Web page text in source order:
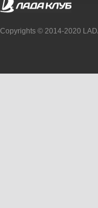
Copyrights © 2014-2020